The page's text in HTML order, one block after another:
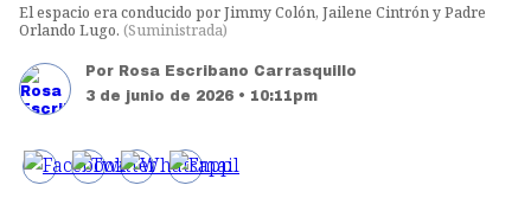
El espacio era conducido por Jimmy Colón, Jailene Cintrón y Padre
Orlando Lugo. (Suministrada)
Por Rosa Escribano Carrasquillo
3 de junio de 2026 • 10:11pm